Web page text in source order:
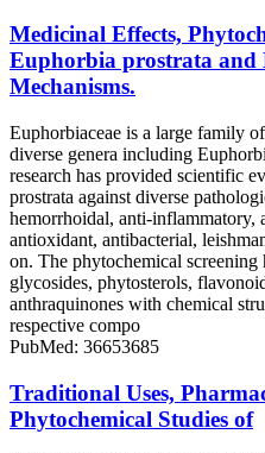
Medicinal Effects,
Euphorbia prostrata and
Mechanisms.
Euphorbiaceae is a large family
diverse genera including
research has provided scientific
prostrata against diverse
hemorrhoidal, anti-inflammatory,
antioxidant, antibacterial,
on. The phytochemical screening
glycosides, phytosterols,
anthraquinones with chemical
respective compo
PubMed: 36653685
Traditional Uses,
Phytochemical Studies of